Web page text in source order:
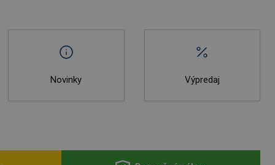
Novinky Výpredaj